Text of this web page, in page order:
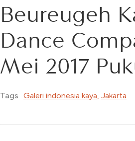
Beureugeh
Dance
Mei 2017
Tags Galeri indonesia kaya Jakarta